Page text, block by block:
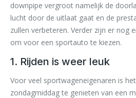
downpipe vergroot namelijk de
lucht door de uitlaat gaat en de
zullen verbeteren. Verder zijn er nog
om voor een sportauto te kiezen.
1. Rijden is weer leuk
Voor veel sportwageneigenaren is
zondagmiddag te genieten van een